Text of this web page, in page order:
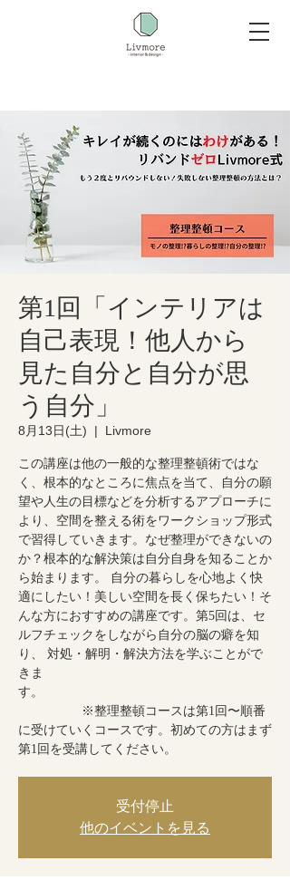
第1回「インテリアは
自己表現！他人から
見た自分と自分が思
う自分」
8月13日(土)
  |
Livmore
この講座は他の一般的な整理整頓術ではな
く、根本的なところに焦点を当て、自分の願
望や人生の目標などを分析するアプローチに
より、空間を整える術をワークショップ形式
で習得していきます。なぜ整理ができないの
か？根本的な解決策は自分自身を知ることか
ら始まります。 自分の暮らしを心地よく快
適にしたい！美しい空間を長く保ちたい！そ
んな方におすすめの講座です。第5回は、セ
ルフチェックをしながら自分の脳の癖を知
り、 対処・解明・解決方法を学ぶことがで
きま
す。
※整理整頓コースは第1回〜順番
に受けていくコースです。初めての方はまず
第1回を受講してください。
受付停止
他のイベントを見る